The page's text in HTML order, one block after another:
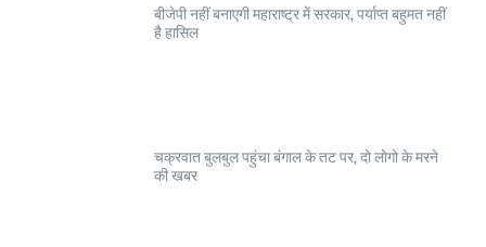
बीजेपी नहीं बनाएगी महाराष्ट्र में सरकार, पर्याप्त बहुमत नहीं
है हासिल
चक्रवात बुलबुल पहुंचा बंगाल के तट पर, दो लोगो के मरने
की खबर